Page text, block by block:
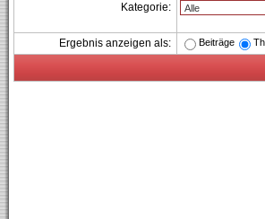
Kategorie:
Ergebnis anzeigen als: Beiträge